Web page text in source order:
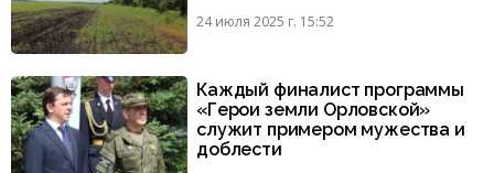
24 июля 2025 г. 15:52
Каждый финалист программы
«Герои земли Орловской»
служит примером мужества и
доблести